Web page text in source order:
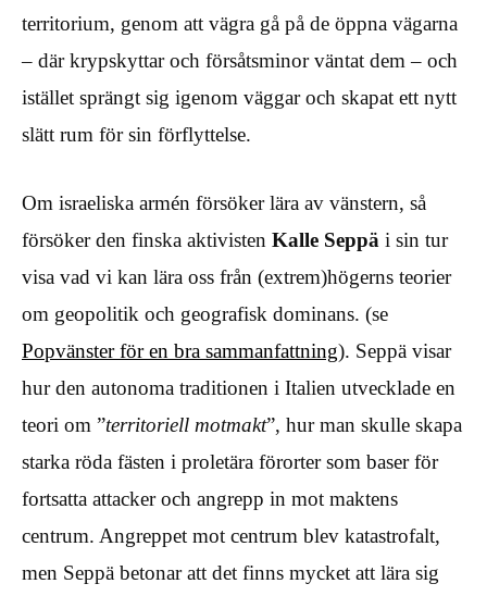
territorium, genom att vägra gå på de öppna vägarna
– där krypskyttar och försåtsminor väntat dem – och
istället sprängt sig igenom väggar och skapat ett nytt
slätt rum för sin förflyttelse.
Om israeliska armén försöker lära av vänstern, så
försöker den finska aktivisten Kalle Seppä i sin tur
visa vad vi kan lära oss från (extrem)högerns teorier
om geopolitik och geografisk dominans. (se
Popvänster för en bra sammanfattning). Seppä visar
hur den autonoma traditionen i Italien utvecklade en
teori om ”territoriell motmakt”, hur man skulle skapa
starka röda fästen i proletära förorter som baser för
fortsatta attacker och angrepp in mot maktens
centrum. Angreppet mot centrum blev katastrofalt,
men Seppä betonar att det finns mycket att lära sig